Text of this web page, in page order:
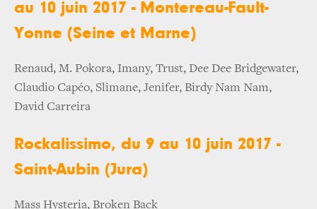
au 10 juin 2017 - Montereau-Fault-
Yonne (Seine et Marne)
Renaud, M. Pokora, Imany, Trust, Dee Dee Bridgewater,
Claudio Capéo, Slimane, Jenifer, Birdy Nam Nam,
David Carreira
Rockalissimo, du 9 au 10 juin 2017 -
Saint-Aubin (Jura)
Mass Hysteria, Broken Back